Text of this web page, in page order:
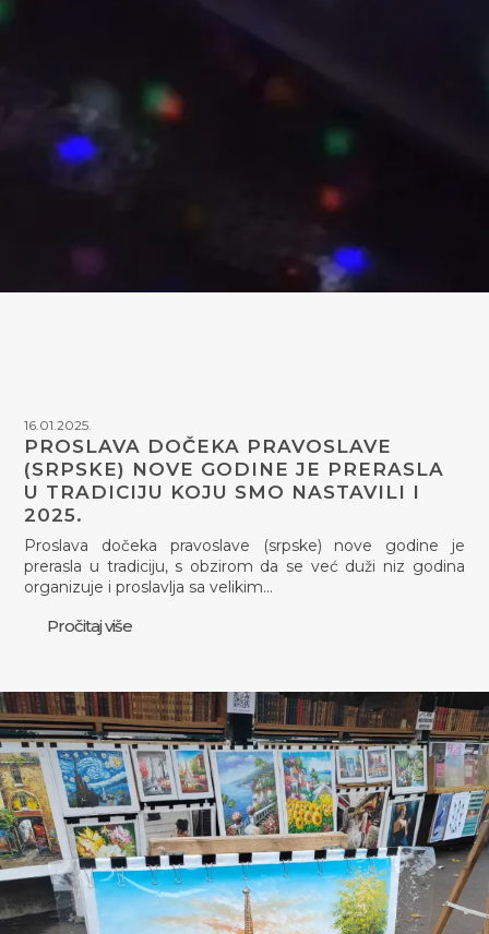
16.01.2025.
PROSLAVA DOČEKA PRAVOSLAVE
(SRPSKE) NOVE GODINE JE PRERASLA
U TRADICIJU KOJU SMO NASTAVILI I
2025.
Proslava dočeka pravoslave (srpske) nove godine je
prerasla u tradiciju, s obzirom da se već duži niz godina
organizuje i proslavlja sa velikim…
Pročitaj više